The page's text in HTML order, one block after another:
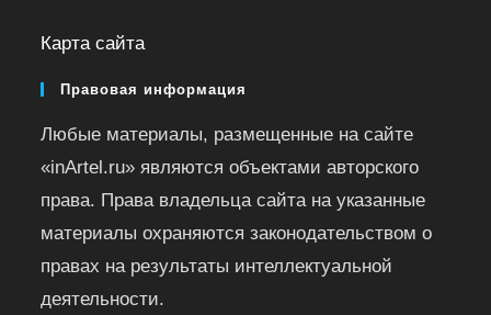
Карта сайта
Правовая информация
Любые материалы, размещенные на сайте
«inArtel.ru» являются объектами авторского
права. Права владельца сайта на указанные
материалы охраняются законодательством о
правах на результаты интеллектуальной
деятельности.